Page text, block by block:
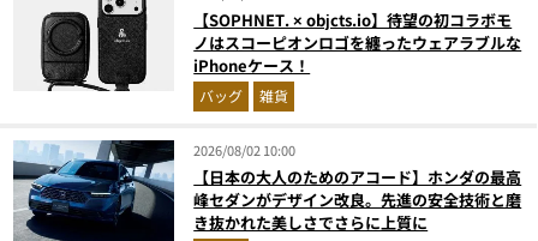
【SOPHNET. × objcts.io】待望の初コラボモ
ノはスコーピオンロゴを纏ったウェアラブルな
iPhoneケース！
バッグ 雑貨
2026/08/02 10:00
【日本の大人のためのアコード】ホンダの最高
峰セダンがデザイン改良。先進の安全技術と磨
き抜かれた美しさでさらに上質に